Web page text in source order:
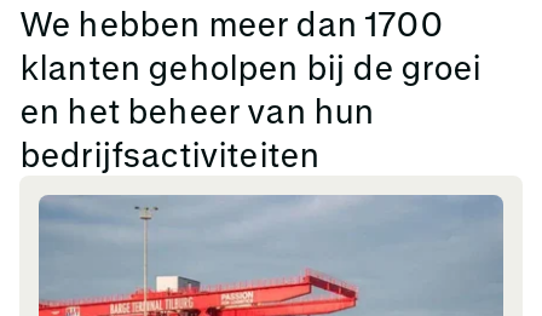
We hebben meer dan 1700
klanten geholpen bij de groei
en het beheer van hun
bedrijfsactiviteiten